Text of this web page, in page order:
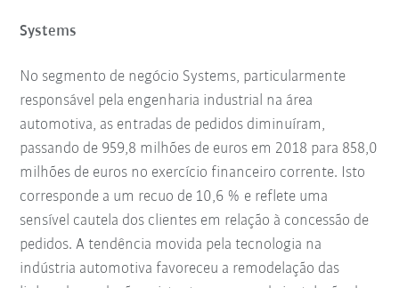
Systems
No segmento de negócio Systems, particularmente
responsável pela engenharia industrial na área
automotiva, as entradas de pedidos diminuíram,
passando de 959,8 milhões de euros em 2018 para 858,0
milhões de euros no exercício financeiro corrente. Isto
corresponde a um recuo de 10,6 % e reflete uma
sensível cautela dos clientes em relação à concessão de
pedidos. A tendência movida pela tecnologia na
indústria automotiva favoreceu a remodelação das